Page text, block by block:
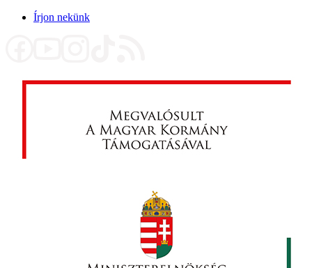
Írjon nekünk